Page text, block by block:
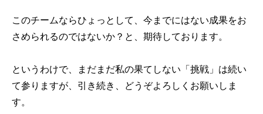
このチームならひょっとして、今までにはない成果をお
さめられるのではないか？と、期待しております。
というわけで、まだまだ私の果てしない「挑戦」は続い
て参りますが、引き続き、どうぞよろしくお願いしま
す。